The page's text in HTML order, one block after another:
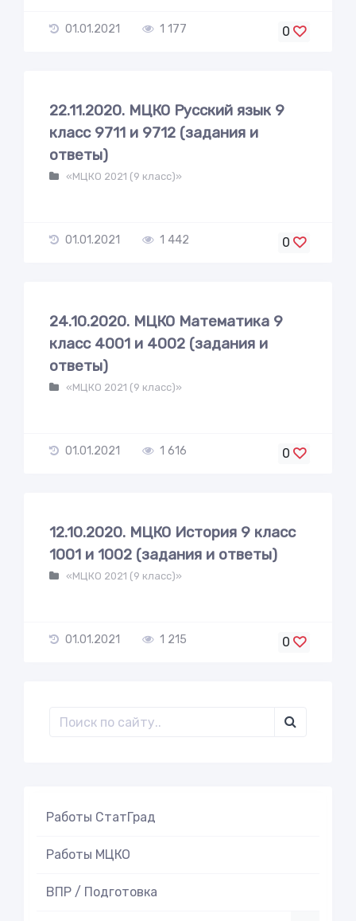
01.01.2021 1 177 0
22.11.2020. МЦКО Русский язык 9
класс 9711 и 9712 (задания и
ответы)
«МЦКО 2021 (9 класс)»
01.01.2021 1 442 0
24.10.2020. МЦКО Математика 9
класс 4001 и 4002 (задания и
ответы)
«МЦКО 2021 (9 класс)»
01.01.2021 1 616 0
12.10.2020. МЦКО История 9 класс
1001 и 1002 (задания и ответы)
«МЦКО 2021 (9 класс)»
01.01.2021 1 215 0
Работы СтатГрад
Работы МЦКО
ВПР / Подготовка